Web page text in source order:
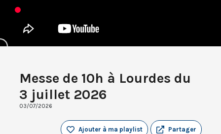
Messe de 10h à Lourdes du
3 juillet 2026
03/07/2026
Partager
Ajouter à ma playlist